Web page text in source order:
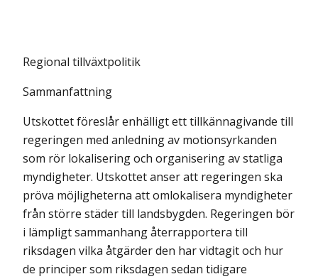
Regional tillväxtpolitik
Sammanfattning
Utskottet föreslår enhälligt ett tillkännagivande till
regeringen med anledning av motionsyrkanden
som rör lokalisering och organisering av statliga
myndig­heter. Utskottet anser att regeringen ska
pröva möjligheterna att omlokalisera myndig­heter
från större städer till landsbygden. Regering­en bör
i lämpligt sammanhang åter­rappor­tera till
riksdagen vilka åtgärder den har vidtagit och hur
de principer som riksdagen sedan tidigare